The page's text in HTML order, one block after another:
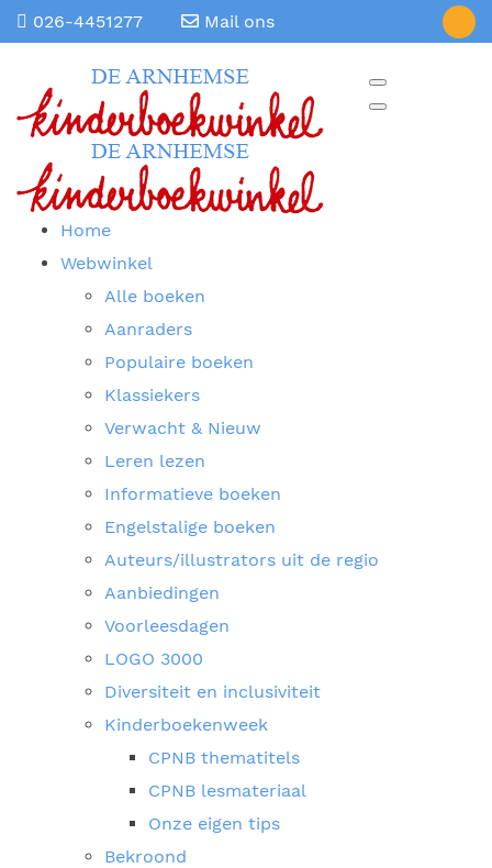
026-4451277 Mail ons
Home
Webwinkel
Alle boeken
Aanraders
Populaire boeken
Klassiekers
Verwacht & Nieuw
Leren lezen
Informatieve boeken
Engelstalige boeken
Auteurs/illustrators uit de regio
Aanbiedingen
Voorleesdagen
LOGO 3000
Diversiteit en inclusiviteit
Kinderboekenweek
CPNB thematitels
CPNB lesmateriaal
Onze eigen tips
Bekroond